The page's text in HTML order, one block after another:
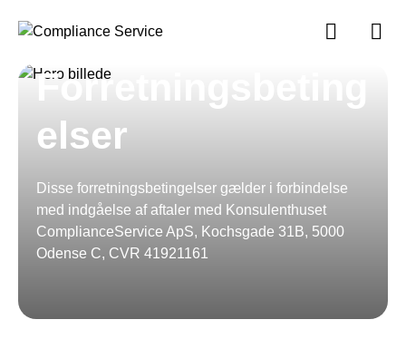
Gå
indhold
Kontakt
Forretningsbeting
elser
Disse forretningsbetingelser gælder i forbindelse
med indgåelse af aftaler med Konsulenthuset
ComplianceService ApS, Kochsgade 31B, 5000
Odense C, CVR 41921161